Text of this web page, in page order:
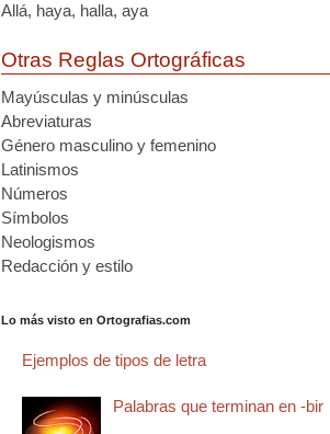
Allá, haya, halla, aya
Otras Reglas Ortográficas
Mayúsculas y minúsculas
Abreviaturas
Género masculino y femenino
Latinismos
Números
Símbolos
Neologismos
Redacción y estilo
Lo más visto en Ortografias.com
Ejemplos de tipos de letra
Palabras que terminan en -bir